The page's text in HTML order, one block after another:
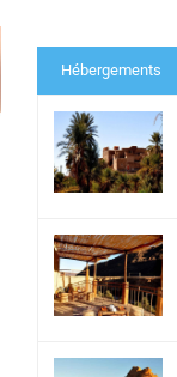
Hébergements